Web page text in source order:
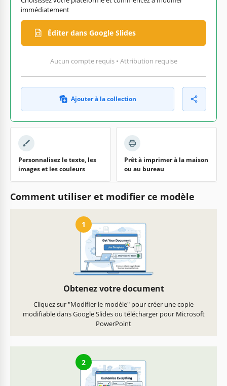
immédiatement
Éditer dans Google Slides
Aucun compte requis • Attribution requise
Ajouter à la collection
Personnalisez le texte, les
images et les couleurs
Prêt à imprimer à la maison
ou au bureau
Comment utiliser et modifier ce modèle
1
Obtenez votre document
Cliquez sur "Modifier le modèle" pour créer une copie
modifiable dans Google Slides ou télécharger pour Microsoft
PowerPoint
2